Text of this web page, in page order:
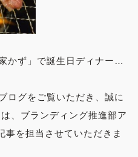
かず」で誕生日ディナー…
ログをご覧いただき、誠に
、ブランディング推進部ア
事を担当させていただきま